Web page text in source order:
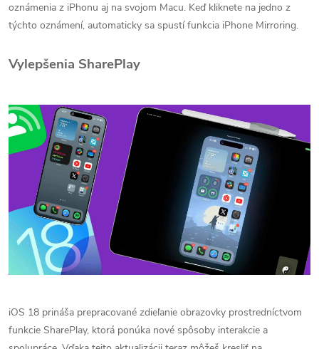
oznámenia z iPhonu aj na svojom Macu. Keď kliknete na jedno z
týchto oznámení, automaticky sa spustí funkcia iPhone Mirroring.
Vylepšenia SharePlay
iOS 18 prináša prepracované zdieľanie obrazovky prostredníctvom
funkcie SharePlay, ktorá ponúka nové spôsoby interakcie a